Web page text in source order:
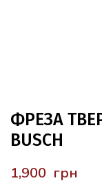
ФРЕЗА
BUSCH
грн